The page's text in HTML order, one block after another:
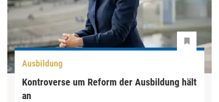
Ausbildung
Kontroverse um Reform der Ausbildung hält
an